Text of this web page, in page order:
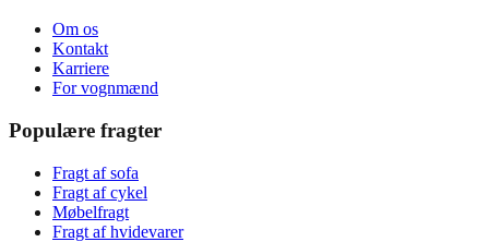
Om os
Kontakt
Karriere
For vognmænd
Populære fragter
Fragt af sofa
Fragt af cykel
Møbelfragt
Fragt af hvidevarer